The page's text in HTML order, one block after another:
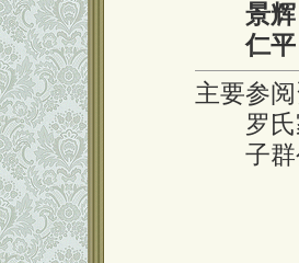
景辉
仁平
主要参
罗氏
子群